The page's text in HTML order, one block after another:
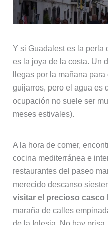
Y si Guadalest es la perla
es la joya de la costa. Un
llegas por la mañana
guijarros, pero el agua es
ocupación no suele ser
meses estivales).
A la hora de comer,
cocina mediterránea e
restaurantes del paseo
merecido descanso
visitar el precioso casco
maraña de calles